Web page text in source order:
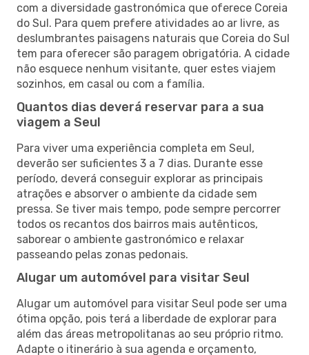
com a diversidade gastronómica que oferece Coreia
do Sul. Para quem prefere atividades ao ar livre, as
deslumbrantes paisagens naturais que Coreia do Sul
tem para oferecer são paragem obrigatória. A cidade
não esquece nenhum visitante, quer estes viajem
sozinhos, em casal ou com a família.
Quantos dias deverá reservar para a sua
viagem a Seul
Para viver uma experiência completa em Seul,
deverão ser suficientes 3 a 7 dias. Durante esse
período, deverá conseguir explorar as principais
atrações e absorver o ambiente da cidade sem
pressa. Se tiver mais tempo, pode sempre percorrer
todos os recantos dos bairros mais autênticos,
saborear o ambiente gastronómico e relaxar
passeando pelas zonas pedonais.
Alugar um automóvel para visitar Seul
Alugar um automóvel para visitar Seul pode ser uma
ótima opção, pois terá a liberdade de explorar para
além das áreas metropolitanas ao seu próprio ritmo.
Adapte o itinerário à sua agenda e orçamento,